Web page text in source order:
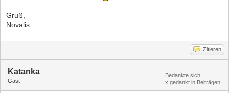
Gruß,
Novalis
Zitieren
Katanka
Gast
Bedankte sich:
x gedankt in Beiträgen